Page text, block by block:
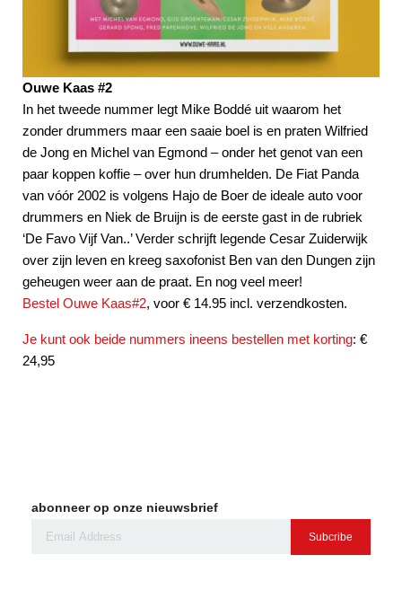
Ouwe Kaas #2
In het tweede nummer legt Mike Boddé uit waarom het
zonder drummers maar een saaie boel is en praten Wilfried
de Jong en Michel van Egmond – onder het genot van een
paar koppen koffie – over hun drumhelden. De Fiat Panda
van vóór 2002 is volgens Hajo de Boer de ideale auto voor
drummers en Niek de Bruijn is de eerste gast in de rubriek
‘De Favo Vijf Van..’ Verder schrijft legende Cesar Zuiderwijk
over zijn leven en kreeg saxofonist Ben van den Dungen zijn
geheugen weer aan de praat. En nog veel meer!
Bestel Ouwe Kaas#2, voor € 14.95 incl. verzendkosten.
Je kunt ook beide nummers ineens bestellen met korting: €
24,95
abonneer op onze nieuwsbrief
Subcribe